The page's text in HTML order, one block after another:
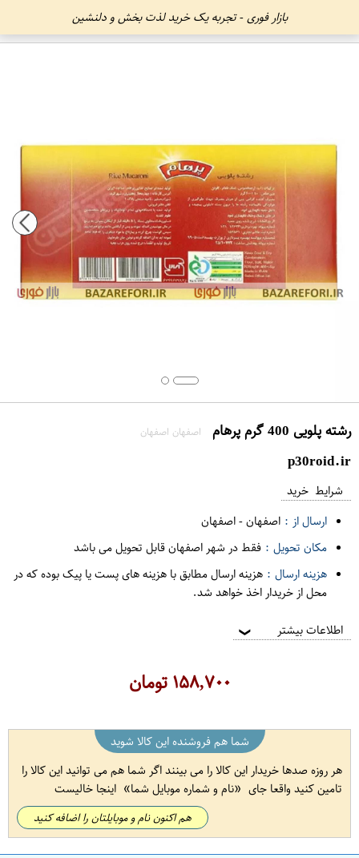
بازار فوری - تجربه یک خرید لذت بخش و دلنشین
رشته پلویی 400 گرم پرهام اصفهان اصفهان
p30roid.ir
شرایط خرید
ارسال از : اصفهان-اصفهان
مکان تحویل : فقط در شهر اصفهان قابل تحویل می باشد
هزینه ارسال : هزینه ارسال مطابق با هزینه های پست یا پیک بوده که در
محل از خریدار اخذ خواهد شد.
اطلاعات بیشتر ❯
۱۵۸,۷۰۰تومان
شما هم فروشنده این کالا شوید
هر روزه صدها خریدار این کالا را می بینند اگر شما هم می توانید این کالا را
تامین کنید واقعا جای
نام و شماره موبایل شما اینجا خالیست
هم اکنون نام و موبایلتان را اضافه کنید